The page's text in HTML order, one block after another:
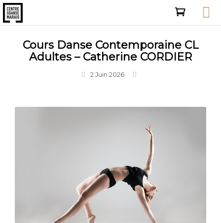
Cours Danse Contemporaine CL
Adultes – Catherine CORDIER
2 Juin 2026